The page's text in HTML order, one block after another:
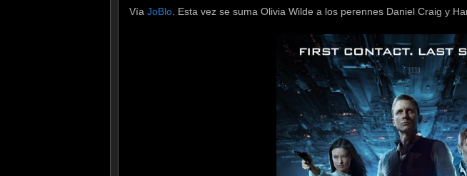
Vía JoBlo. Esta vez se suma Olivia Wilde a los perennes Daniel Craig y